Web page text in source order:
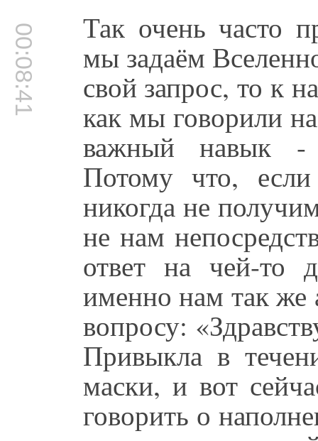
00:08:41 Так очень часто
мы задаём
свой запрос, то к
как мы говорили
важный навык -
Потому что,
никогда не
не нам
ответ на чей-то
именно нам так же
вопросу:
Привыкла в
маски, и вот
говорить о